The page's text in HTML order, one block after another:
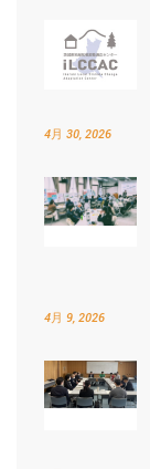
4月 30, 2026
4月 9, 2026